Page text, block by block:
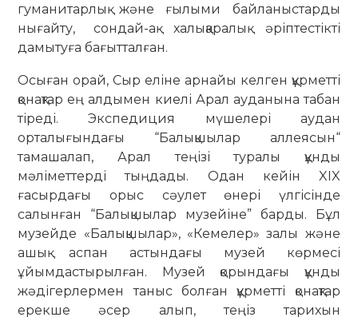
гуманитарлық және ғылыми байланыстарды
нығайту, сондай-ақ халықаралық әріптестікті
дамытуға бағытталған.
Осыған орай, Сыр еліне арнайы келген құрметті
қонақтар ең алдымен киелі Арал ауданына табан
тіреді. Экспедиция мүшелері аудан
орталығындағы “Балықшылар аллеясын“
тамашалап, Арал теңізі туралы құнды
мәліметтерді тыңдады. Одан кейін XIX
ғасырдағы орыс сәулет өнері үлгісінде
салынған “Балықшылар музейіне” барды. Бұл
музейде «Балықшылар», «Кемелер» залы және
ашық аспан астындағы музей көрмесі
ұйымдастырылған. Музей қорындағы құнды
жәдігерлермен таныс болған құрметті қонақтар
ерекше әсер алып, теңіз тарихын